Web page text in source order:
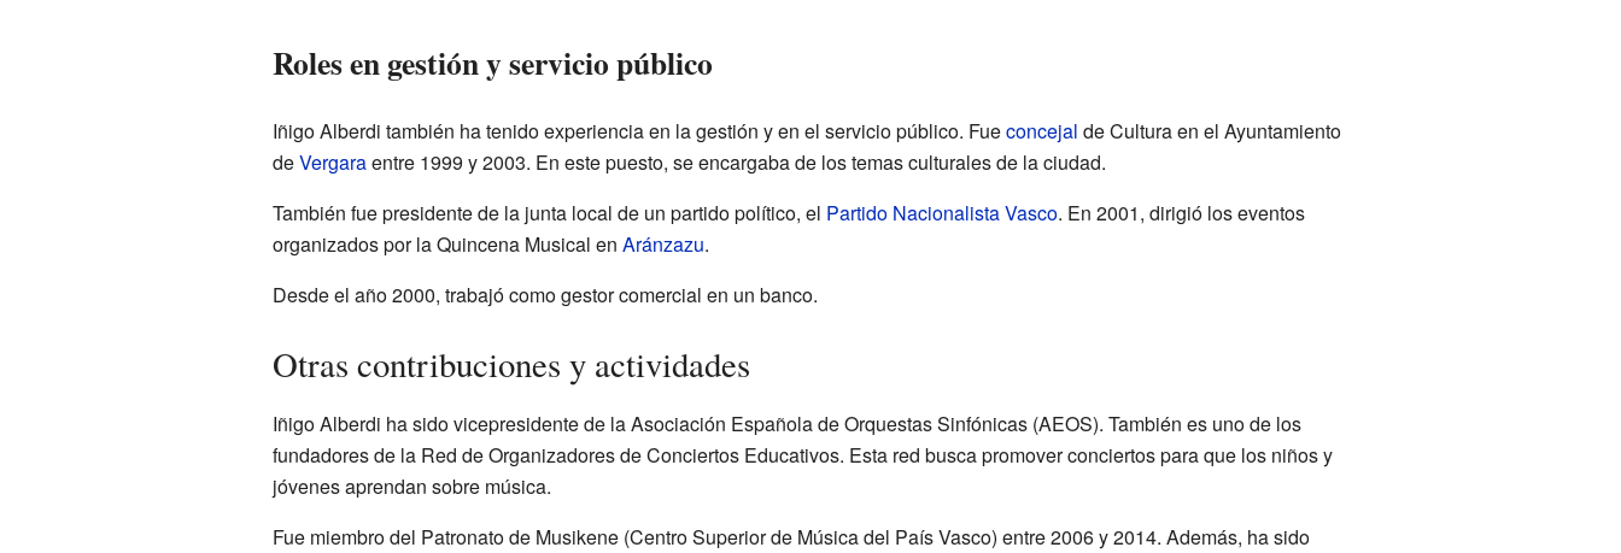
Roles en gestión y servicio público
Iñigo Alberdi también ha tenido experiencia en la gestión y en el servicio público. Fueconcejal de Cultura en el Ayuntamiento
deVergaraentre 1999 y 2003. En este puesto, se encargaba de los temas culturales de la ciudad.
También fue presidente de la junta local de un partido político, el Partido Nacionalista Vasco. En 2001, dirigió los eventos
organizados por la Quincena Musical en Aránzazu.
Desde el año 2000, trabajó como gestor comercial en un banco.
Otras contribuciones y actividades
Iñigo Alberdi ha sido vicepresidente de la Asociación Española de Orquestas Sinfónicas (AEOS). También es uno de los
fundadores de la Red de Organizadores de Conciertos Educativos. Esta red busca promover conciertos para que los niños y
jóvenes aprendan sobre música.
Fue miembro del Patronato de Musikene (Centro Superior de Música del País Vasco) entre 2006 y 2014. Además, ha sido